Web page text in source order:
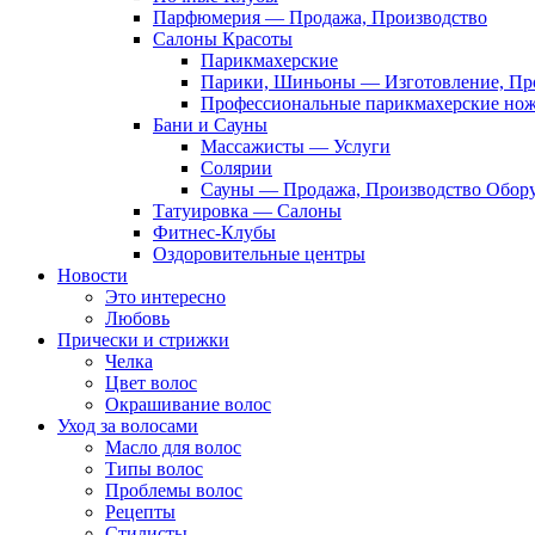
Парфюмерия — Продажа, Производство
Салоны Красоты
Парикмахерские
Парики, Шиньоны — Изготовление,
Профессиональные парикмахерские
Бани и Сауны
Массажисты — Услуги
Солярии
Сауны — Продажа, Производство
Татуировка — Салоны
Фитнес-Клубы
Оздоровительные центры
Новости
Это интересно
Любовь
Прически и стрижки
Челка
Цвет волос
Окрашивание волос
Уход за волосами
Масло для волос
Типы волос
Проблемы волос
Рецепты